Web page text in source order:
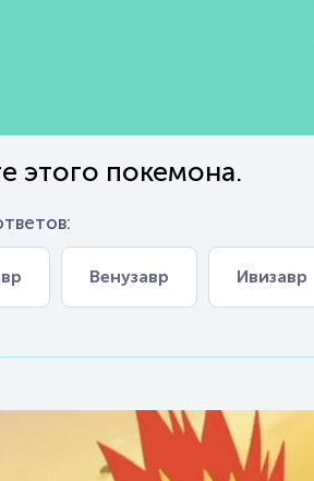
этого покемона.
Венузавр Ивизавр